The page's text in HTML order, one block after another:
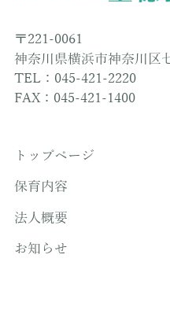
〒221-0061
神奈川県横浜市神奈川区
TEL：045-421-2220
FAX：045-421-1400
トップページ
保育内容
法人概要
お知らせ